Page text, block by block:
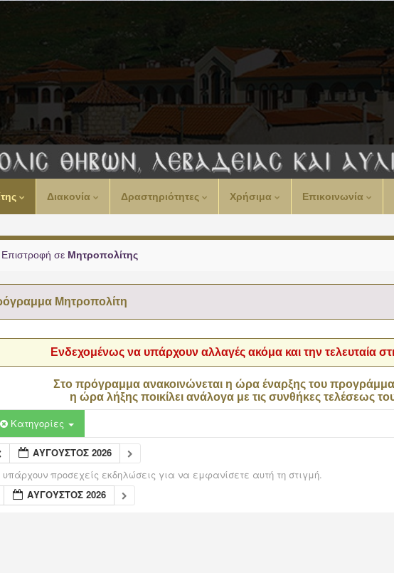
Διακονία Δραστηριότητες Χρήσιμα Επικοινωνία
Επιστροφή σε Μητροπολίτης
Μητροπολίτη
Ενδεχομένως να υπάρχουν αλλαγές ακόμα και την τελευταία
Στο πρόγραμμα ανακοινώνεται η ώρα έναρξης του
η ώρα λήξης ποικίλει ανάλογα με τις συνθήκες τελέσεως
Κατηγορίες
ΑΎΓΟΥΣΤΟΣ 2026
προσεχείς εκδηλώσεις για να εμφανίσετε αυτή τη στιγμή.
ΑΎΓΟΥΣΤΟΣ 2026